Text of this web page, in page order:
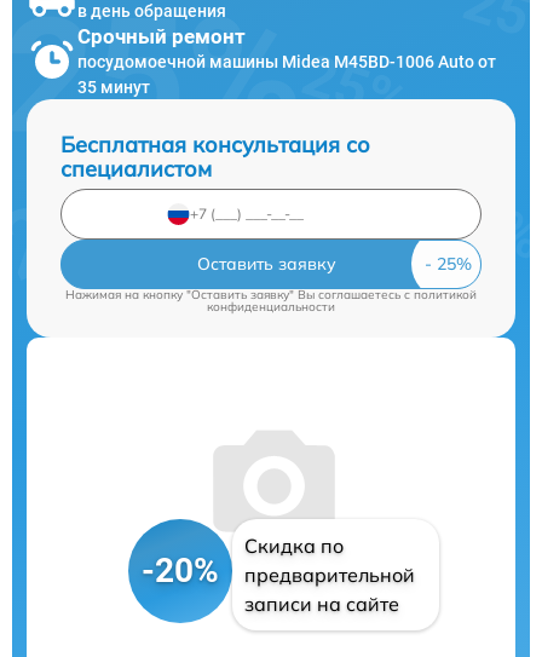
в день обращения
Срочный ремонт
посудомоечной машины Midea M45BD-1006 Auto от
35 минут
Бесплатная консультация со
специалистом
Оставить заявку
Нажимая на кнопку "Оставить заявку" Вы соглашаетесь cполитикой
конфиденциальности
-20%
Скидка по
предварительной
записи на сайте